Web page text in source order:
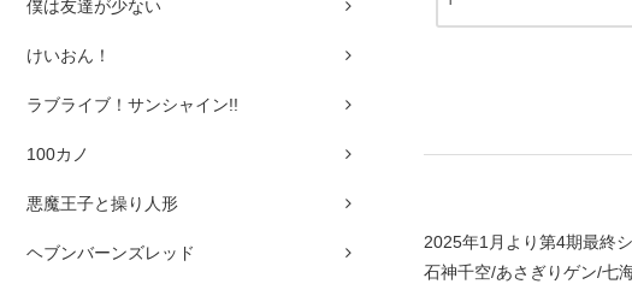
僕は友達が少ない
けいおん！
ラブライブ！サンシャイン!!
100カノ
悪魔王子と操り人形
ヘブンバーンズレッド
2025年1月より第4期最終
石神千空/あさぎりゲン/七